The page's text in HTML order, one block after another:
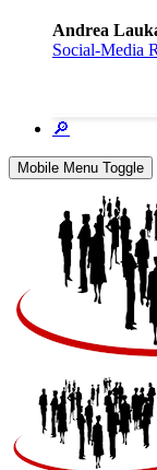
Andrea
Social-Media
🔎
Mobile Menu Toggle